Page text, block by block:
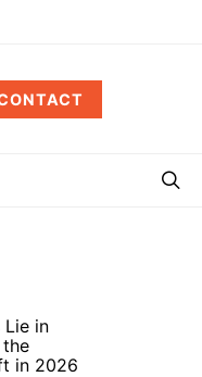
Lie in
in 2026